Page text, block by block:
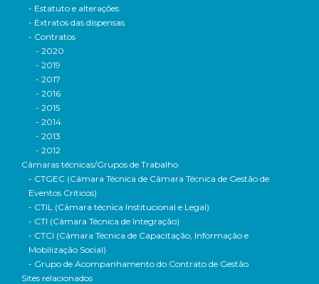
- Estatuto e alterações
- Extratos das dispensas
- Contratos
- 2020
- 2019
- 2017
- 2016
- 2015
- 2014
- 2013
- 2012
Câmaras técnicas/Grupos de Trabalho
- CTGEC (Câmara Técnica de Câmara Técnica de Gestão de
Eventos Críticos)
- CTIL (Câmara técnica Institucional e Legal)
- CTI (Câmara Técnica de Integração)
- CTCI (Câmara Técnica de Capacitação, Informação e
Mobilização Social)
- Grupo de Acompanhamento do Contrato de Gestão
Sites relacionados